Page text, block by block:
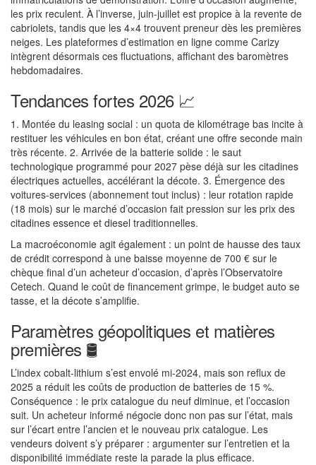
les prix reculent. À l’inverse, juin-juillet est propice à la revente de
cabriolets, tandis que les 4×4 trouvent preneur dès les premières
neiges. Les plateformes d’estimation en ligne comme Carizy
intègrent désormais ces fluctuations, affichant des baromètres
hebdomadaires.
Tendances fortes 2026 📈
1. Montée du leasing social : un quota de kilométrage bas incite à
restituer les véhicules en bon état, créant une offre seconde main
très récente. 2. Arrivée de la batterie solide : le saut
technologique programmé pour 2027 pèse déjà sur les citadines
électriques actuelles, accélérant la décote. 3. Émergence des
voitures-services (abonnement tout inclus) : leur rotation rapide
(18 mois) sur le marché d’occasion fait pression sur les prix des
citadines essence et diesel traditionnelles.
La macroéconomie agit également : un point de hausse des taux
de crédit correspond à une baisse moyenne de 700 € sur le
chèque final d’un acheteur d’occasion, d’après l’Observatoire
Cetech. Quand le coût de financement grimpe, le budget auto se
tasse, et la décote s’amplifie.
Paramètres géopolitiques et matières
premières 🛢️
L’index cobalt-lithium s’est envolé mi-2024, mais son reflux de
2025 a réduit les coûts de production de batteries de 15 %.
Conséquence : le prix catalogue du neuf diminue, et l’occasion
suit. Un acheteur informé négocie donc non pas sur l’état, mais
sur l’écart entre l’ancien et le nouveau prix catalogue. Les
vendeurs doivent s’y préparer : argumenter sur l’entretien et la
disponibilité immédiate reste la parade la plus efficace.